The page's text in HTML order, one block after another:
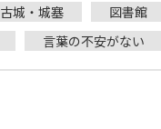
古城・城塞
図書館
言葉の不安がない